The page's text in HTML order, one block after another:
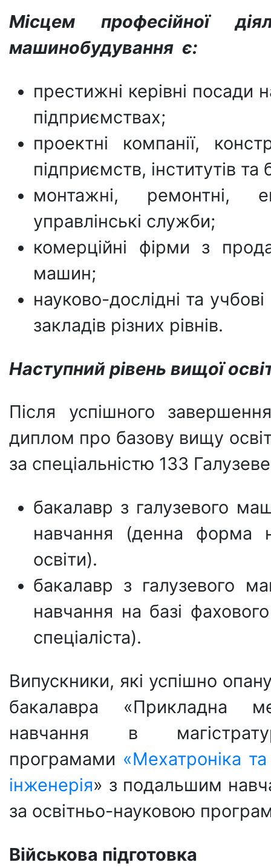
Місцем професійної
машинобудування є:
престижні керівні посади
підприємствах;
проектні компанії,
підприємств, інститутів
монтажні, ремонтні,
управлінські служби;
комерційні фірми з
машин;
науково-дослідні та
закладів різних рівнів.
Наступний рівень вищої
Після успішного
диплом про базову вищу
за спеціальністю 133
бакалавр з галузевого
навчання (денна форма
освіти).
бакалавр з галузевого
навчання на базі
спеціаліста).
Випускники, які успішно
бакалавра «Прикладна
навчання в
програмами «Мехатроніка
інженерія» з подальшим
за освітньо-науковою
Військова підготовка